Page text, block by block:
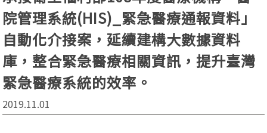
院管理系統(HIS)_緊急醫療通報資料」
自動化介接案，延續建構大數據資料
庫，整合緊急醫療相關資訊，提升臺灣
緊急醫療系統的效率。
2019.11.01